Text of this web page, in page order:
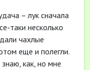
– лук сначала
таки несколько
чахлые
еще и полегли.
как, но мне